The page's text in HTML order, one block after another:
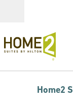
Home2